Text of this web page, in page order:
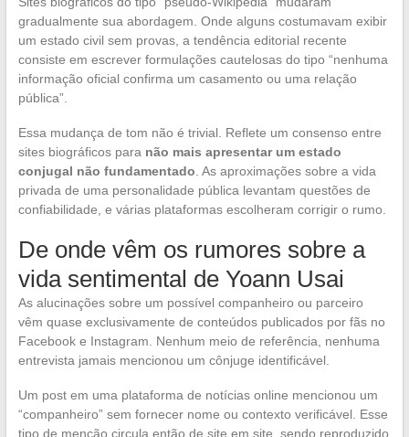
gradualmente sua abordagem. Onde alguns costumavam exibir
um estado civil sem provas, a tendência editorial recente
consiste em escrever formulações cautelosas do tipo “nenhuma
informação oficial confirma um casamento ou uma relação
pública”.
Essa mudança de tom não é trivial. Reflete um consenso entre
sites biográficos para não mais apresentar um estado
conjugal não fundamentado . As aproximações sobre a vida
privada de uma personalidade pública levantam questões de
confiabilidade, e várias plataformas escolheram corrigir o rumo.
De onde vêm os rumores sobre a
vida sentimental de Yoann Usai
As alucinações sobre um possível companheiro ou parceiro
vêm quase exclusivamente de conteúdos publicados por fãs no
Facebook e Instagram. Nenhum meio de referência, nenhuma
entrevista jamais mencionou um cônjuge identificável.
Um post em uma plataforma de notícias online mencionou um
“companheiro” sem fornecer nome ou contexto verificável. Esse
tipo de menção circula então de site em site, sendo reproduzido